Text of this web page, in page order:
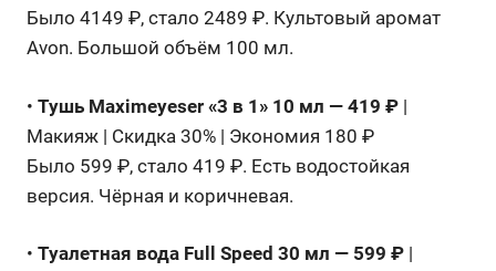
Было 4149 ₽, стало 2489 ₽. Культовый аромат
Avon. Большой объём 100 мл.
• Тушь Maximeyeser «3 в 1» 10 мл — 419 ₽ |
Макияж | Скидка 30% | Экономия 180 ₽
Было 599 ₽, стало 419 ₽. Есть водостойкая
версия. Чёрная и коричневая.
• Туалетная вода Full Speed 30 мл — 599 ₽ |